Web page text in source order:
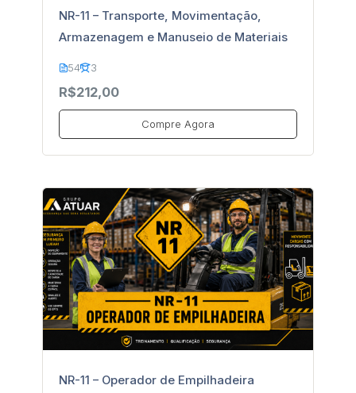
NR-11 – Transporte, Movimentação,
Armazenagem e Manuseio de Materiais
54 3
R$212,00
Compre Agora
NR-11 – Operador de Empilhadeira